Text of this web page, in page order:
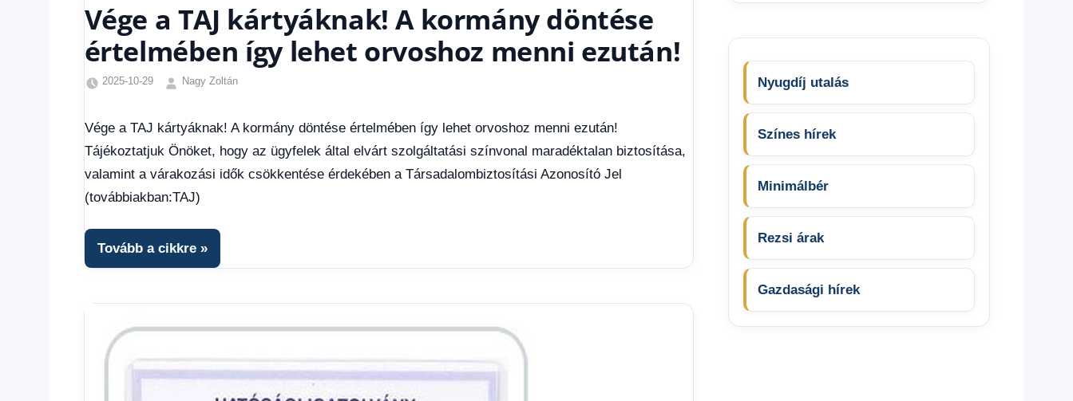
Vége a TAJ kártyáknak! A kormány döntése
értelmében így lehet orvoshoz menni ezután!
2025-10-29
Nagy Zoltán
hírek,
Hírek,
Hírek
Vége a TAJ kártyáknak! A kormány döntése értelmében így lehet orvoshoz menni ezután!
Tájékoztatjuk Önöket, hogy az ügyfelek által elvárt szolgáltatási színvonal maradéktalan biztosítása,
valamint a várakozási idők csökkentése érdekében a Társadalombiztosítási Azonosító Jel
(továbbiakban:TAJ)
Tovább a cikkre
Nyugdíj utalás
Színes hírek
Minimálbér
Rezsi árak
Gazdasági hírek